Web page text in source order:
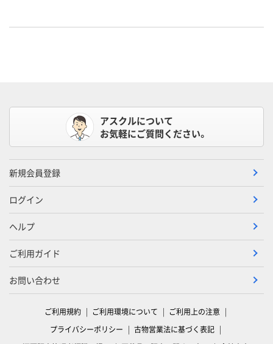
アスクルについて
お気軽にご質問ください。
新規会員登録
ログイン
ヘルプ
ご利用ガイド
お問い合わせ
ご利用規約 ご利用環境について
ご利用上の注意
プライバシーポリシー
古物営業法に基づく表記